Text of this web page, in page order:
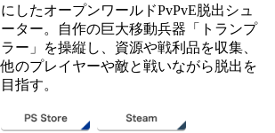
にしたオープンワールドPvPvE脱出シュ
ーター。自作の巨大移動兵器「トランプ
ラー」を操縦し、資源や戦利品を収集、
他のプレイヤーや敵と戦いながら脱出を
目指す。